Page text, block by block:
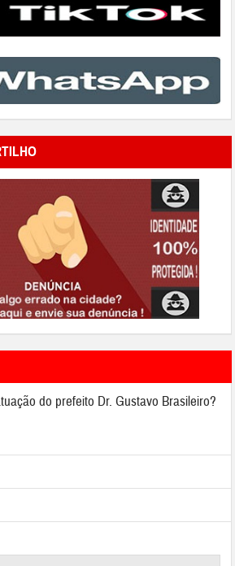
do prefeito Dr. Gustavo Brasileiro?